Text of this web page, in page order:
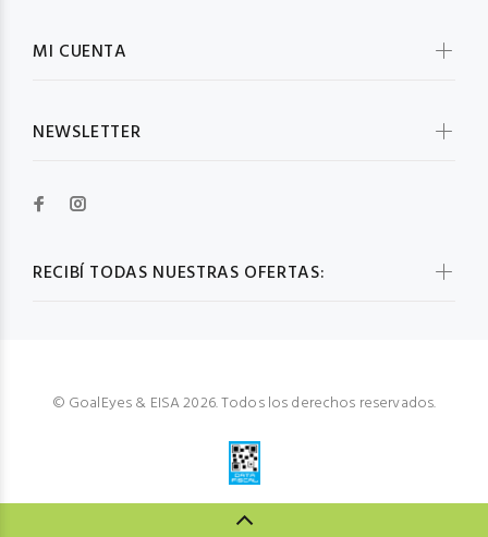
RECIBÍ TODAS NUESTRAS OFERTAS:
MI CUENTA
NEWSLETTER
© GoalEyes & EISA 2026. Todos los derechos reservados.